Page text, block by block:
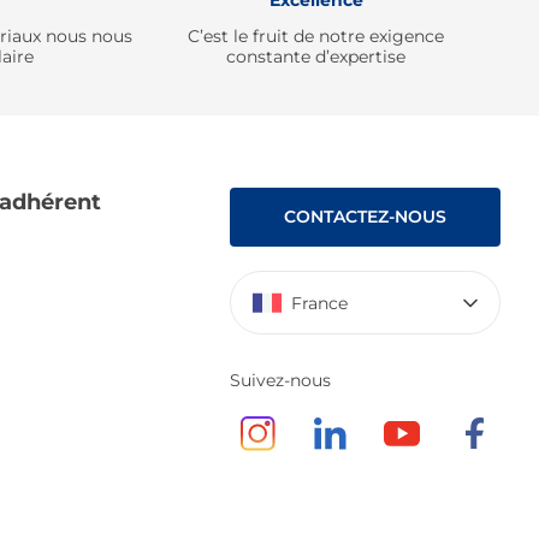
nous nous
C’est le fruit de notre exigence
constante d’expertise
CONTACTEZ-NOUS
France
Suivez-nous